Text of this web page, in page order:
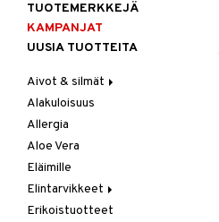
TUOTEMERKKEJÄ
KAMPANJAT
UUSIA TUOTTEITA
Aivot & silmät
Muisti
Rasvahapot
Silmät
Alakuloisuus
Allergia
Aloe Vera
Eläimille
Elintarvikkeet
Hedelmät & pähkinät
Erikoistuotteet